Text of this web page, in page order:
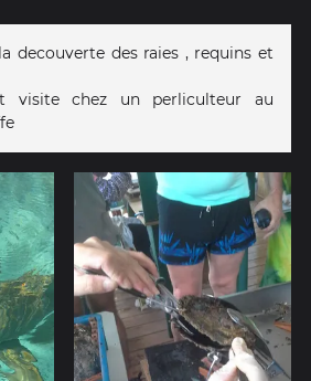
decouverte des raies , requins et
visite chez un perliculteur au